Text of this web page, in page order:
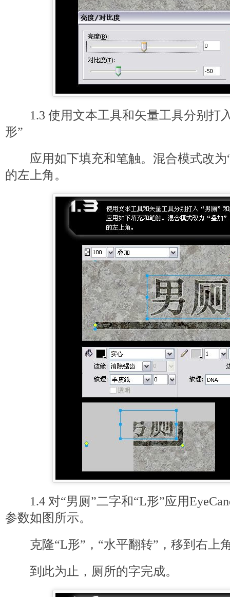
1.3 使用文本工具和矢量工具分别打
形”
应用如下填充和笔触。混合模式改为
的左上角。
1.4 对“男厕”二字和“L形”应用
参数如图所示。
克隆“L形”，“水平翻转”，移到右上
到此为止，厕所的字完成。